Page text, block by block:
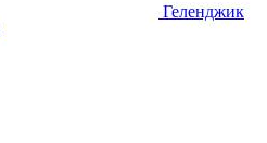
Геленджик